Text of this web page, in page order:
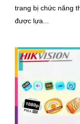
trang bị chức năng
được lựa...